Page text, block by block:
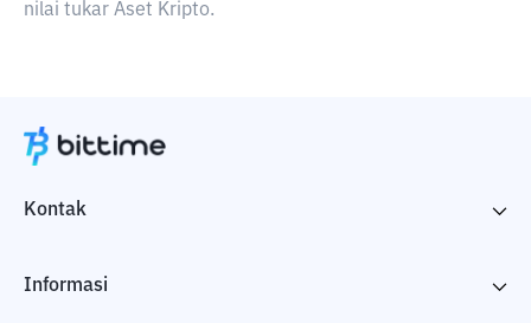
nilai tukar Aset Kripto.
Kontak
Informasi